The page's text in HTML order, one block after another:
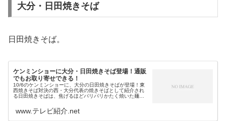
大分・日田焼きそば
日田焼きそば。
ケンミンショーに大分・日田焼きそば登場！通販
でもお取り寄せできる！
10/6のケンミンショーに、大分の日田焼きそばが登場！東
西焼きそば対決の西・大分代表の焼きそばとして紹介され
る日田焼きそばは、焦げるほどパリパリかたく焼いた麺が
通販でもお取り寄せ可能！（な...
www.テレビ紹介.net